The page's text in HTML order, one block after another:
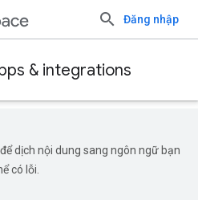
Đăng nhập
& integrations
dịch nội dung sang ngôn ngữ bạn
có lỗi.